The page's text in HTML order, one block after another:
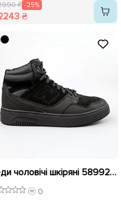
₴ -25%
₴
Кеди чоловічі шкіряні 589925 Чорні
0